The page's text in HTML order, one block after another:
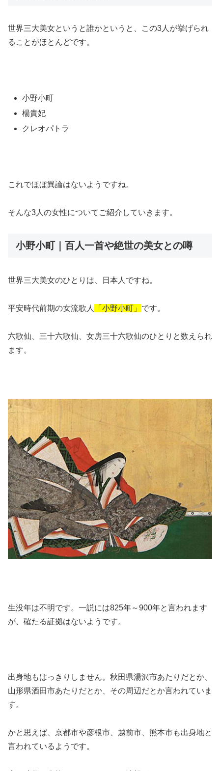
世界三大美女というと誰かというと、この3人が挙げられ
ることがほとんどです。
小野小町
楊貴妃
クレオパトラ
これでほぼ異論はないようですね。
そんな3人の女性についてご紹介していきます。
小野小町｜百人一首や絶世の美女との噂
世界三大美女のひとりは、日本人ですね。
平安時代前期の女流歌人 「小野小町」 です。
六歌仙、三十六歌仙、女房三十六歌仙のひとりと数えられ
ます。
生没年は不明です。一説には825年～900年と言われます
が、確たる証拠はないようです。
出身地もはっきりしません。秋田県湯沢市あたりだとか、
山形県酒田市あたりだとか、その周辺だとか言われていま
す。
かと思えば、京都市や彦根市、越前市、熊本市も出身地と
言われているようです。